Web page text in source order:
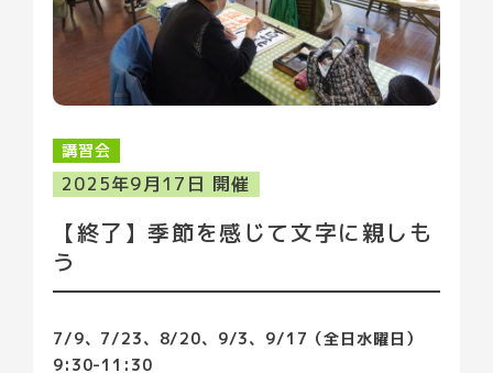
よくある質問 プライバシーポリシー
アクセス
講習会
2025年9月17日 開催
【終了】季節を感じて文字に親しも
う
7/9、7/23、8/20、9/3、9/17（全日水曜日）
9:30-11:30